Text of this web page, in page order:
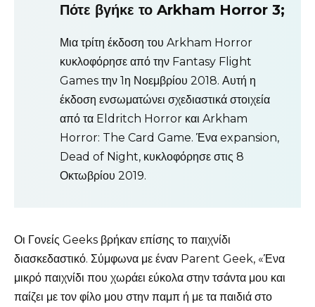
Πότε βγήκε το Arkham Horror 3;
Μια τρίτη έκδοση του Arkham Horror
κυκλοφόρησε από την Fantasy Flight
Games την 1η Νοεμβρίου 2018. Αυτή η
έκδοση ενσωματώνει σχεδιαστικά στοιχεία
από τα Eldritch Horror και Arkham
Horror: The Card Game. Ένα expansion,
Dead of Night, κυκλοφόρησε στις 8
Οκτωβρίου 2019.
Οι Γονείς Geeks βρήκαν επίσης το παιχνίδι
διασκεδαστικό. Σύμφωνα με έναν Parent Geek, «Ένα
μικρό παιχνίδι που χωράει εύκολα στην τσάντα μου και
παίζει με τον φίλο μου στην παμπ ή με τα παιδιά στο